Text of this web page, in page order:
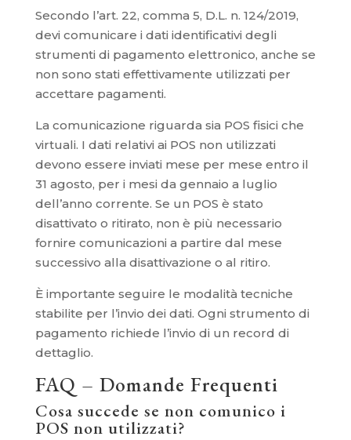
Secondo l’art. 22, comma 5, D.L. n. 124/2019,
devi comunicare i dati identificativi degli
strumenti di pagamento elettronico, anche se
non sono stati effettivamente utilizzati per
accettare pagamenti.
La comunicazione riguarda sia POS fisici che
virtuali. I dati relativi ai POS non utilizzati
devono essere inviati mese per mese entro il
31 agosto, per i mesi da gennaio a luglio
dell’anno corrente. Se un POS è stato
disattivato o ritirato, non è più necessario
fornire comunicazioni a partire dal mese
successivo alla disattivazione o al ritiro.
È importante seguire le modalità tecniche
stabilite per l’invio dei dati. Ogni strumento di
pagamento richiede l’invio di un record di
dettaglio.
FAQ – Domande Frequenti
Cosa succede se non comunico i
POS non utilizzati?